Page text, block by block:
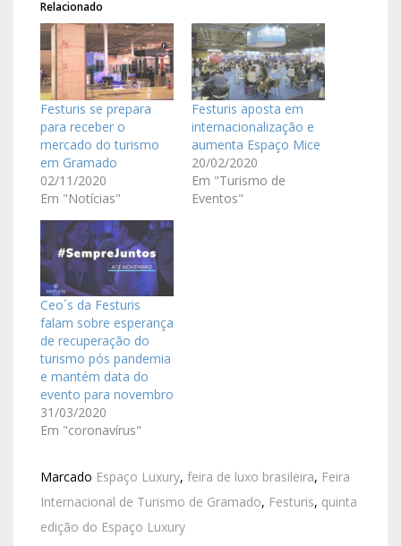
Relacionado
Festuris se prepara
para receber o
mercado do turismo
em Gramado
02/11/2020
Em "Notícias"
Festuris aposta em
internacionalização e
aumenta Espaço Mice
20/02/2020
Em "Turismo de
Eventos"
Ceo´s da Festuris
falam sobre esperança
de recuperação do
turismo pós pandemia
e mantém data do
evento para novembro
31/03/2020
Em "coronavírus"
Marcado Espaço Luxury, feira de luxo brasileira, Feira
Internacional de Turismo de Gramado, Festuris, quinta
edição do Espaço Luxury